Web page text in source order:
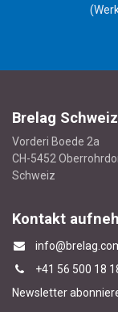
Brelag
Vorderi Boede 2a
CH-5452
Schweiz
Kontakt
+41 56 500 18
Newsletter